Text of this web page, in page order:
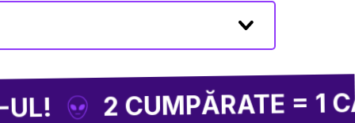
CUMPĂRATE = 1 CADOU